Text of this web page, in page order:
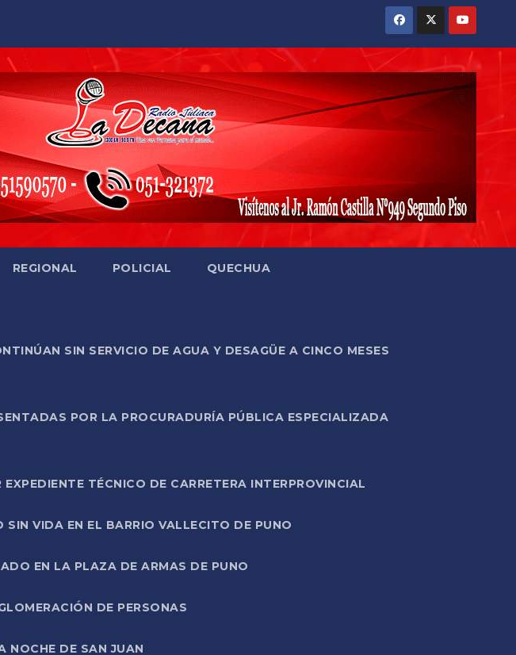
REGIONAL POLICIAL QUECHUA
SIN SERVICIO DE AGUA Y DESAGÜE A CINCO MESES
POR LA PROCURADURÍA PÚBLICA ESPECIALIZADA
TÉCNICO DE CARRETERA INTERPROVINCIAL
VIDA EN EL BARRIO VALLECITO DE PUNO
EN LA PLAZA DE ARMAS DE PUNO
DE PERSONAS
NOCHE DE SAN JUAN